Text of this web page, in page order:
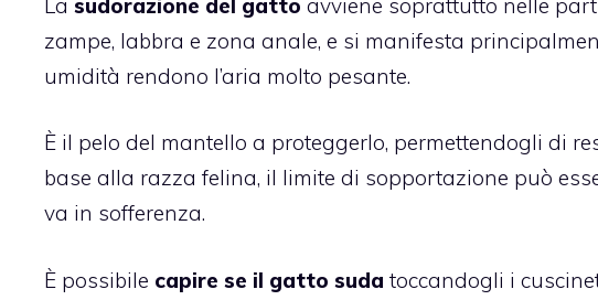
zampe, labbra e zona anale, e si manifesta
umidità rendono l’aria molto pesante.
È il pelo del mantello a proteggerlo, permettendogli di
base alla razza felina, il limite di sopportazione può
va in sofferenza.
È possibile capire se il gatto suda toccandogli i